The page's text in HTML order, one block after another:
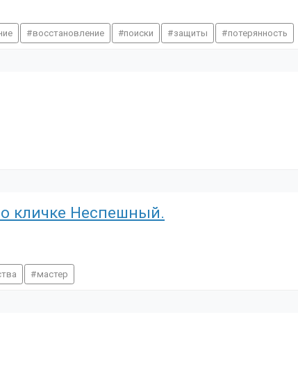
восстановление поиски защиты потерянность
кличке Неспешный.
мастер